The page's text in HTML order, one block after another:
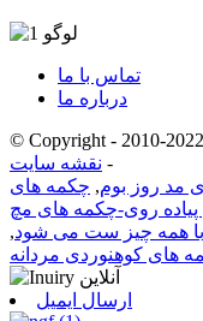
تماس با ما
درباره ما
- نقشه سایت
مد روز بوم, چکمه های
روی-چکمه های مچ
همه چیز ست می شود,
های کوهنوردی مردانه
ارسال ایمیل